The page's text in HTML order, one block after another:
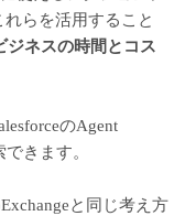
らを活用すること
ジネスの時間とコス
のAgent
きます。
と同じ考え方